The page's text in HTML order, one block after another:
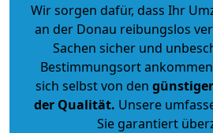
Wir sorgen dafür, dass Ihr
an der Donau reibungslos
Sachen sicher und
Bestimmungsort
sich selbst von den
der Qualität. Unsere
Sie garantiert